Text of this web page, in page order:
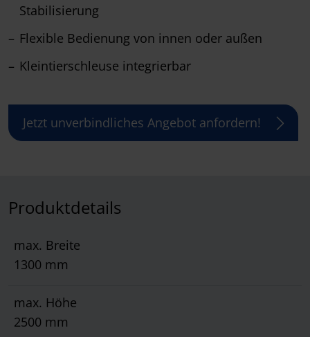
Stabilisierung
Flexible Bedienung von innen oder außen
Kleintierschleuse integrierbar
Jetzt unverbindliches Angebot anfordern!
Produktdetails
max. Breite
1300 mm
max. Höhe
2500 mm